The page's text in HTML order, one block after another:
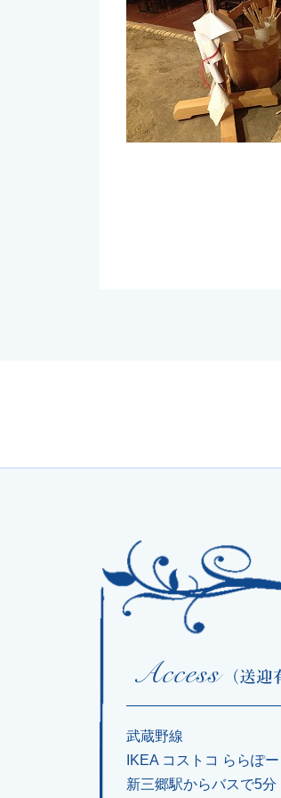
武蔵野線
IKEA コストコ ららぽ
新三郷駅からバスで5分